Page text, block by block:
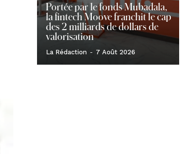
Portée par le fonds Mubadala,
la fintech Moove franchit le cap
des 2 milliards de dollars de
valorisation
La Rédaction - 7 Août 2026